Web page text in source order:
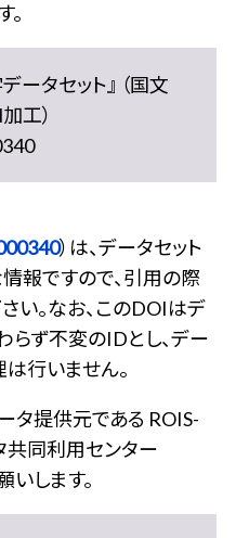
ータセット』 （国文
工）
）は、データセット
報ですので、引用の際
い。なお、このDOIはデ
らず不変のIDとし、デー
行いません。
タ提供元である ROIS-
共同利用センター
します。